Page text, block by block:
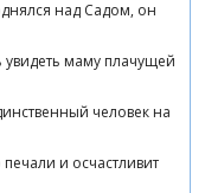
над Садом, он
увидеть маму плачущей
человек на
и осчастливит